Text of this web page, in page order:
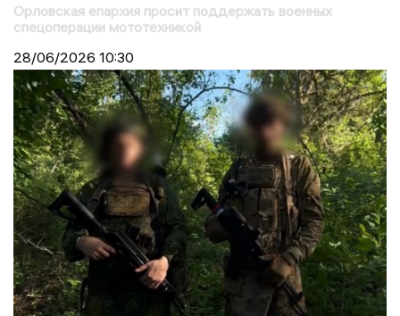
Орловская епархия просит поддержать военных
спецоперации мототехникой
28/06/2026 10:30